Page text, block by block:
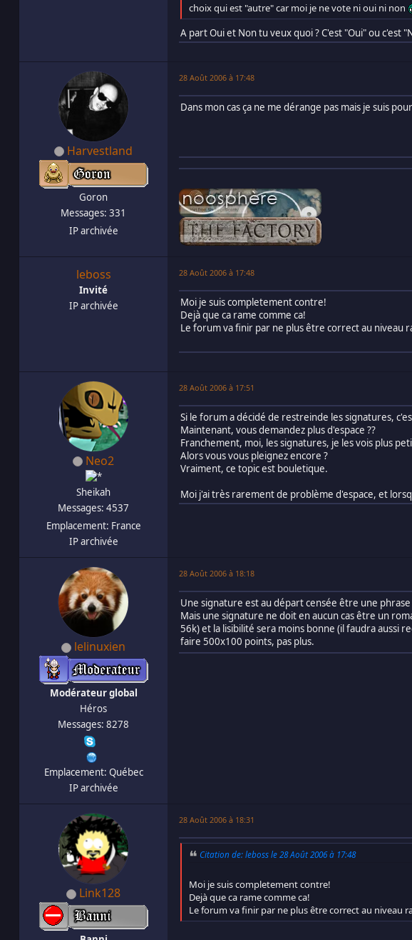
choix qui est "autre" car moi je ne vote ni oui ni non
A part Oui et Non tu veux quoi ? C'est "Oui" ou
Harvestland
Goron
Messages: 331
IP archivée
28 Août 2006 à 17:48
Dans mon cas ça ne me dérange pas mais je suis
leboss
Invité
IP archivée
28 Août 2006 à 17:48
Moi je suis completement contre!
Dejà que ca rame comme ca!
Le forum va finir par ne plus être correct au niveau
Neo2
Sheikah
Messages: 4537
Emplacement: France
IP archivée
28 Août 2006 à 17:51
Si le forum a décidé de restreinde les signatures,
Maintenant, vous demandez plus d'espace ??
Franchement, moi, les signatures, je les vois plus
Alors vous vous pleignez encore ?
Vraiment, ce topic est bouletique.
Moi j'ai très rarement de problème d'espace, et
lelinuxien
Modérateur global
Héros
Messages: 8278
Emplacement: Québec
IP archivée
28 Août 2006 à 18:18
Une signature est au départ censée être une
Mais une signature ne doit en aucun cas être un
56k) et la lisibilité sera moins bonne (il faudra aussi
faire 500x100 points, pas plus.
Link128
28 Août 2006 à 18:31
Citation de: leboss le 28 Août 2006 à 17:48
Moi je suis completement contre!
Dejà que ca rame comme ca!
Le forum va finir par ne plus être correct au niveau